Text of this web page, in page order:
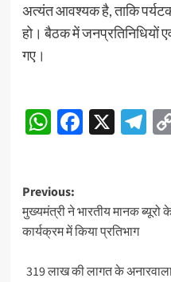
अत्यंत आवश्यक है, ताकि
हो। बैठक में जनप्रतिनिधियों
गए।
WhatsApp
X
Post
navigation
Previous:
मुख्यमंत्री ने भारतीय मानक
कार्यक्रम में किया प्रतिभाग
319 लाख की लागत के अनारवाला